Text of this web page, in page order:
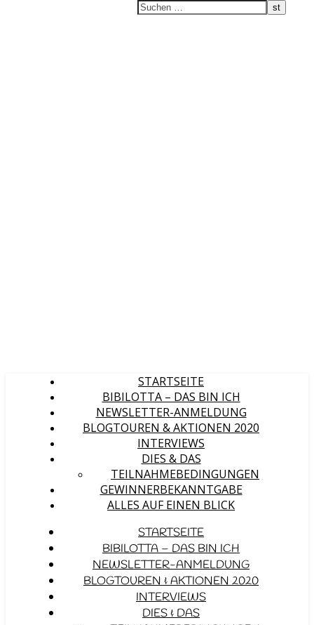
STARTSEITE
BIBILOTTA – DAS BIN ICH
NEWSLETTER-ANMELDUNG
BLOGTOUREN & AKTIONEN 2020
INTERVIEWS
DIES & DAS
TEILNAHMEBEDINGUNGEN
GEWINNERBEKANNTGABE
ALLES AUF EINEN BLICK
STARTSEITE
BIBILOTTA – DAS BIN ICH
NEWSLETTER-ANMELDUNG
BLOGTOUREN & AKTIONEN 2020
INTERVIEWS
DIES & DAS